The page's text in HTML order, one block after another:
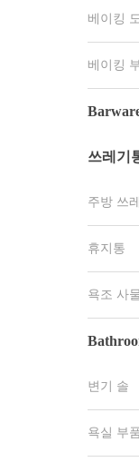
베이킹
베이킹
쓰레기
주방 쓰
휴지통
욕조 사
변기 솔
욕실 부